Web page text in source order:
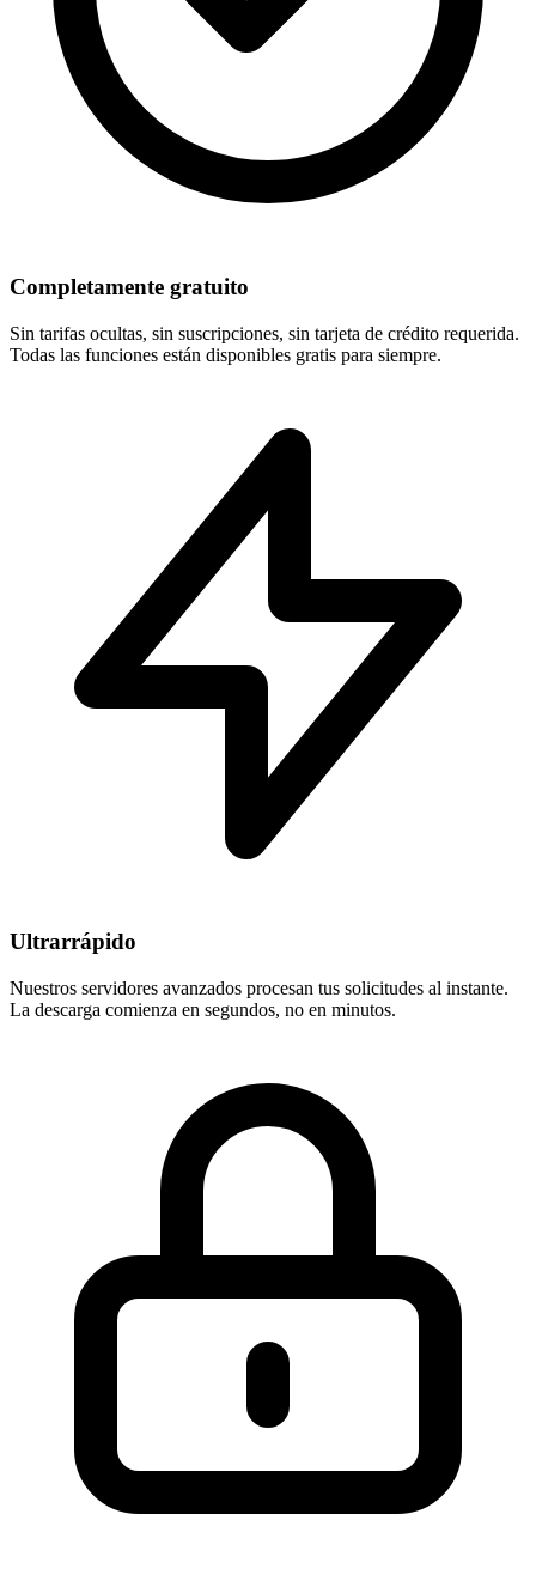
Completamente gratuito
Sin tarifas ocultas, sin suscripciones, sin tarjeta de crédito requerida.
Todas las funciones están disponibles gratis para siempre.
Ultrarrápido
Nuestros servidores avanzados procesan tus solicitudes al instante.
La descarga comienza en segundos, no en minutos.